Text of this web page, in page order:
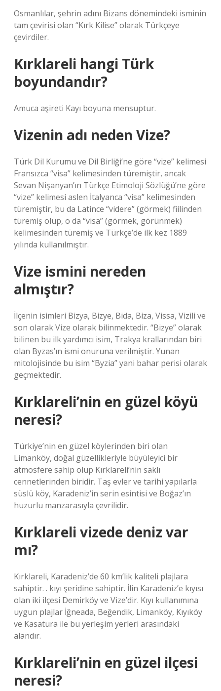
Osmanlılar, şehrin adını Bizans dönemindeki isminin
tam çevirisi olan “Kırk Kilise” olarak Türkçeye
çevirdiler.
Kırklareli hangi Türk
boyundandır?
Amuca aşireti Kayı boyuna mensuptur.
Vizenin adı neden Vize?
Türk Dil Kurumu ve Dil Birliği’ne göre “vize” kelimesi
Fransızca “visa” kelimesinden türemiştir, ancak
Sevan Nişanyan’ın Türkçe Etimoloji Sözlüğü’ne göre
“vize” kelimesi aslen İtalyanca “visa” kelimesinden
türemiştir, bu da Latince “videre” (görmek) fiilinden
türemiş olup, o da “visa” (görmek, görünmek)
kelimesinden türemiş ve Türkçe’de ilk kez 1889
yılında kullanılmıştır.
Vize ismini nereden
almıştır?
İlçenin isimleri Bizya, Bizye, Bida, Biza, Vissa, Vizili ve
son olarak Vize olarak bilinmektedir. “Bizye” olarak
bilinen bu ilk yardımcı isim, Trakya krallarından biri
olan Byzas’ın ismi onuruna verilmiştir. Yunan
mitolojisinde bu isim “Byzia” yani bahar perisi olarak
geçmektedir.
Kırklareli’nin en güzel köyü
neresi?
Türkiye’nin en güzel köylerinden biri olan
Limanköy, doğal güzellikleriyle büyüleyici bir
atmosfere sahip olup Kırklareli’nin saklı
cennetlerinden biridir. Taş evler ve tarihi yapılarla
süslü köy, Karadeniz’in serin esintisi ve Boğaz’ın
huzurlu manzarasıyla çevrilidir.
Kırklareli vizede deniz var
mı?
Kırklareli, Karadeniz’de 60 km’lik kaliteli plajlara
sahiptir. . kıyı şeridine sahiptir. İlin Karadeniz’e kıyısı
olan iki ilçesi Demirköy ve Vize’dir. Kıyı kullanımına
uygun plajlar İğneada, Beğendik, Limanköy, Kıyıköy
ve Kasatura ile bu yerleşim yerleri arasındaki
alandır.
Kırklareli’nin en güzel ilçesi
neresi?